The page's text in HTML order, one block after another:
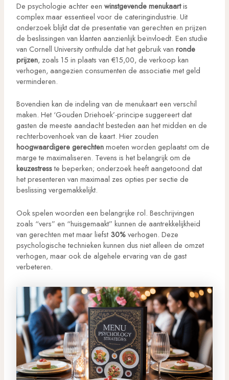
De psychologie achter een winstgevende menukaartis
complex maar essentieel voor de cateringindustrie. Uit
onderzoek blijkt dat de presentatie van gerechten en prijzen
de beslissingen van klanten aanzienlijk beïnvloedt. Een studie
van Cornell University onthulde dat het gebruik van ronde
prijzen, zoals 15 in plaats van €15,00, de verkoop kan
verhogen, aangezien consumenten de associatie met geld
verminderen.
Bovendien kan de indeling van de menukaart een verschil
maken. Het ‘Gouden Driehoek’-principe suggereert dat
gasten de meeste aandacht besteden aan het midden en de
rechterbovenhoek van de kaart. Hier zouden
hoogwaardigere gerechtenmoeten worden geplaatst om de
marge te maximaliseren. Tevens is het belangrijk om de
keuzestresste beperken; onderzoek heeft aangetoond dat
het presenteren van maximaal zes opties per sectie de
beslissing vergemakkelijkt.
Ook spelen woorden een belangrijke rol. Beschrijvingen
zoals “vers” en “huisgemaakt” kunnen de aantrekkelijkheid
van gerechten met maar liefst 30%verhogen. Deze
psychologische technieken kunnen dus niet alleen de omzet
verhogen, maar ook de algehele ervaring van de gast
verbeteren.